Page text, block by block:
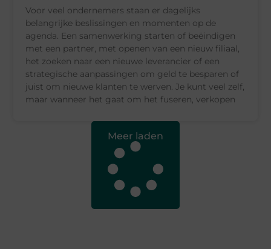
Voor veel ondernemers staan er dagelijks
belangrijke beslissingen en momenten op de
agenda. Een samenwerking starten of beëindigen
met een partner, met openen van een nieuw filiaal,
het zoeken naar een nieuwe leverancier of een
strategische aanpassingen om geld te besparen of
juist om nieuwe klanten te werven. Je kunt veel zelf,
maar wanneer het gaat om het fuseren, verkopen
Meer laden